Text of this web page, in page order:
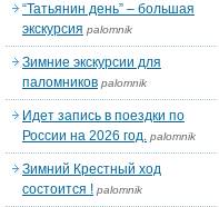
“Татьянин день” – большая
экскурсия palomnik
Зимние экскурсии для
паломников palomnik
Идет запись в поездки по
России на 2026 год. palomnik
Зимний Крестный ход
состоится ! palomnik